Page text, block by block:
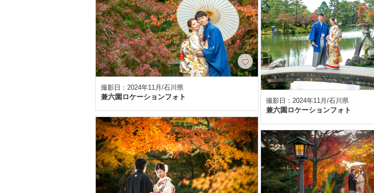
撮影日：2024年11月/石川県
兼六園ロケーションフォト 撮影日：2024年11月/石川県
兼六園ロケーションフォト